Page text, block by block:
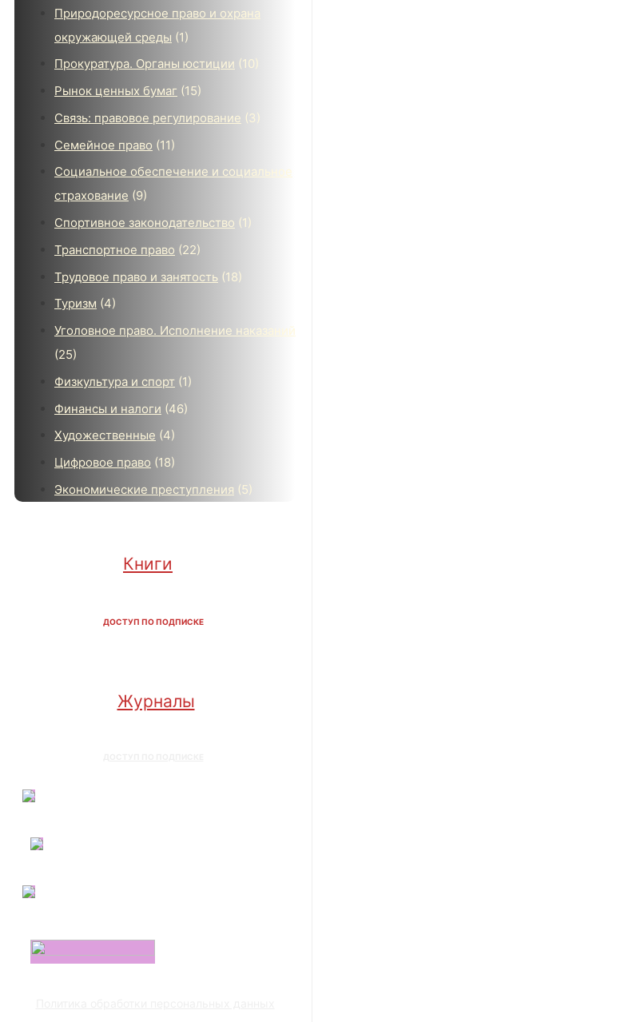
Природоресурсное право и охрана
окружающей среды (1)
Прокуратура. Органы юстиции (10)
Рынок ценных бумаг (15)
Связь: правовое регулирование (3)
Семейное право (11)
Социальное обеспечение и социальное
страхование (9)
Спортивное законодательство (1)
Транспортное право (22)
Трудовое право и занятость (18)
Туризм (4)
Уголовное право. Исполнение наказаний
(25)
Физкультура и спорт (1)
Финансы и налоги (46)
Художественные (4)
Цифровое право (18)
Экономические преступления (5)
Книги
ДОСТУП ПО ПОДПИСКЕ
Журналы